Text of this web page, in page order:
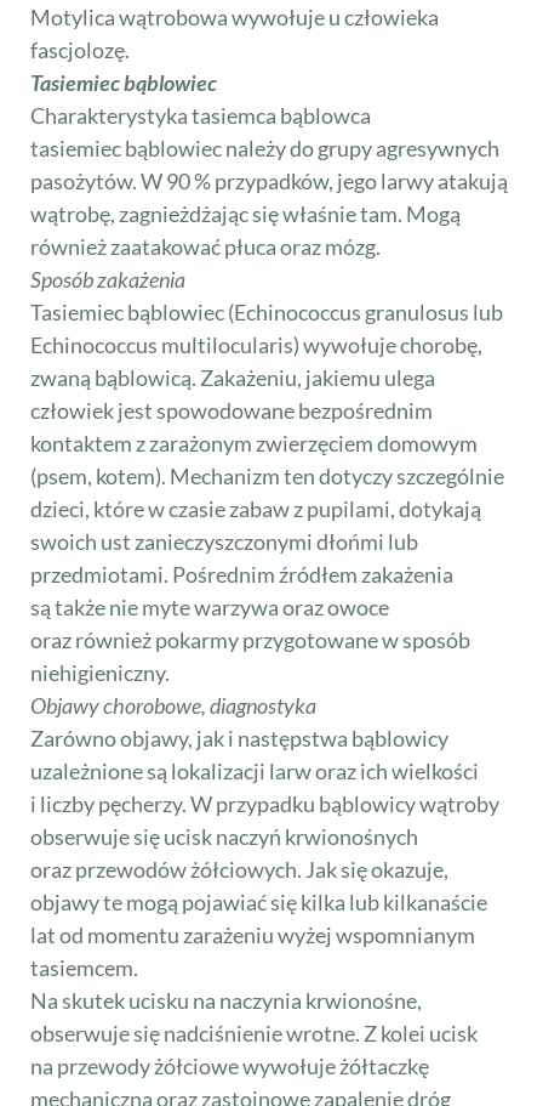
Motylica wątrobowa wywołuje u człowieka
fascjolozę.
Tasiemiec bąblowiec
Charakterystyka tasiemca bąblowca
tasiemiec bąblowiec należy do grupy agresywnych
pasożytów. W 90 % przypadków, jego larwy atakują
wątrobę, zagnieżdżając się właśnie tam. Mogą
również zaatakować płuca oraz mózg.
Sposób zakażenia
Tasiemiec bąblowiec (Echinococcus granulosus lub
Echinococcus multilocularis) wywołuje chorobę,
zwaną bąblowicą. Zakażeniu, jakiemu ulega
człowiek jest spowodowane bezpośrednim
kontaktem z zarażonym zwierzęciem domowym
(psem, kotem). Mechanizm ten dotyczy szczególnie
dzieci, które w czasie zabaw z pupilami, dotykają
swoich ust zanieczyszczonymi dłońmi lub
przedmiotami. Pośrednim źródłem zakażenia
są także nie myte warzywa oraz owoce
oraz również pokarmy przygotowane w sposób
niehigieniczny.
Objawy chorobowe, diagnostyka
Zarówno objawy, jak i następstwa bąblowicy
uzależnione są lokalizacji larw oraz ich wielkości
i liczby pęcherzy. W przypadku bąblowicy wątroby
obserwuje się ucisk naczyń krwionośnych
oraz przewodów żółciowych. Jak się okazuje,
objawy te mogą pojawiać się kilka lub kilkanaście
lat od momentu zarażeniu wyżej wspomnianym
tasiemcem.
Na skutek ucisku na naczynia krwionośne,
obserwuje się nadciśnienie wrotne. Z kolei ucisk
na przewody żółciowe wywołuje żółtaczkę
mechaniczną oraz zastoinowe zapalenie dróg